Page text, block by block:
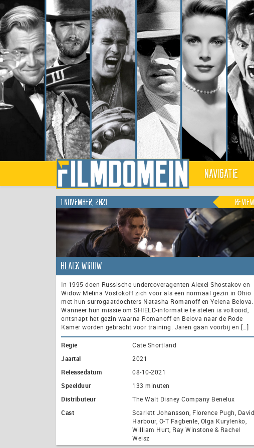
Navigatie
1 november, 2021 Review
Black Widow
In 1995 doen Russische undercoveragenten Alexei Shostakov en
Widow Melina Vostokoff zich voor als een normaal gezin in Ohio
met hun surrogaatdochters Natasha Romanoff en Yelena Belova.
Wanneer hun missie om SHIELD-informatie te stelen is voltooid,
ontsnapt het gezin waarna Romanoff en Belova naar de Rode
Kamer worden gebracht voor training. Jaren gaan voorbij en […]
Regie
Cate Shortland
Jaartal
2021
Releasedatum
08-10-2021
Speelduur
133 minuten
Distributeur
The Walt Disney Company Benelux
Cast
Scarlett Johansson, Florence Pugh, David
Harbour, O-T Fagbenle, Olga Kurylenko,
William Hurt, Ray Winstone & Rachel
Weisz